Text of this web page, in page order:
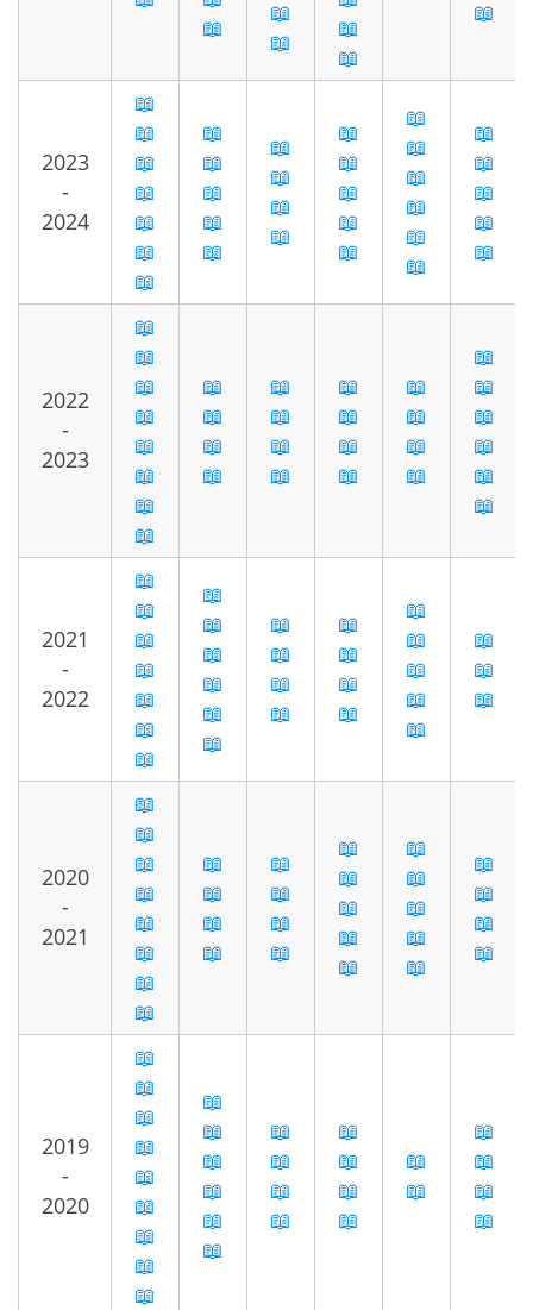
📖
📖
📖
📖
📖
📖
2023
-
2024
📖
📖
📖
📖
📖
📖
📖
📖
📖
📖
📖
📖
📖
📖
📖
📖
📖
📖
📖
📖
📖
📖
📖
📖
📖
📖
📖
📖
📖
📖
📖
📖
2022
-
2023
📖
📖
📖
📖
📖
📖
📖
📖
📖
📖
📖
📖
📖
📖
📖
📖
📖
📖
📖
📖
📖
📖
📖
📖
📖
📖
📖
📖
📖
📖
2021
-
2022
📖
📖
📖
📖
📖
📖
📖
📖
📖
📖
📖
📖
📖
📖
📖
📖
📖
📖
📖
📖
📖
📖
📖
📖
📖
📖
📖
📖
📖
2020
-
2021
📖
📖
📖
📖
📖
📖
📖
📖
📖
📖
📖
📖
📖
📖
📖
📖
📖
📖
📖
📖
📖
📖
📖
📖
📖
📖
📖
📖
📖
📖
2019
-
2020
📖
📖
📖
📖
📖
📖
📖
📖
📖
📖
📖
📖
📖
📖
📖
📖
📖
📖
📖
📖
📖
📖
📖
📖
📖
📖
📖
📖
📖